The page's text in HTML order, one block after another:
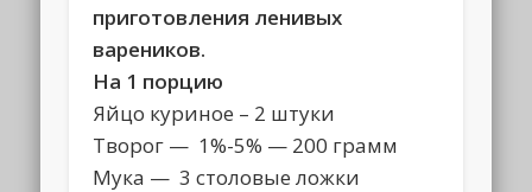
приготовления ленивых
вареников.
На 1 порцию
Яйцо куриное – 2 штуки
Творог — 1%-5% — 200 грамм
Мука — 3 столовые ложки